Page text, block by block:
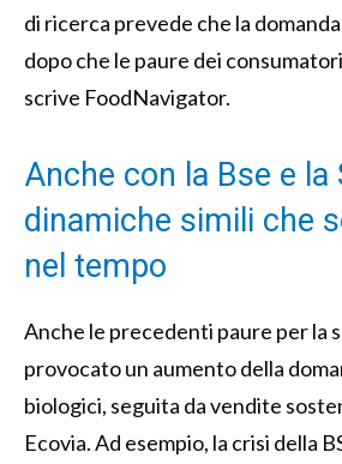
di ricerca prevede che la
dopo che le paure dei
scrive FoodNavigator.
Anche con la Bse e la
dinamiche simili che
nel tempo
Anche le precedenti paure per la
provocato un aumento della
biologici, seguita da vendite
Ecovia. Ad esempio, la crisi della